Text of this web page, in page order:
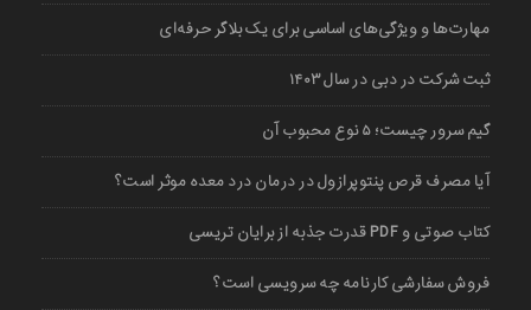
مهارت‌ها و ویژگی‌های اساسی برای یک بلاگر حرفه‌ای
ثبت شرکت در دبی در سال ۱۴۰۳
گیم سرور چیست؛ ۵ نوع محبوب آن
آیا مصرف قرص پنتوپرازول در درمان درد معده موثر است؟
کتاب صوتی و PDF قدرت جذبه از برایان تریسی
فروش سفارشی کارنامه چه سرویسی است؟